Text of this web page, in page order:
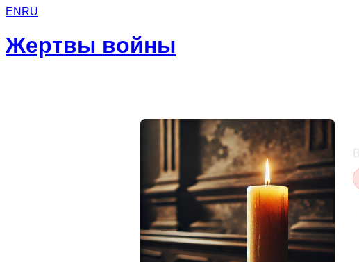
EN RU
Жертвы войны